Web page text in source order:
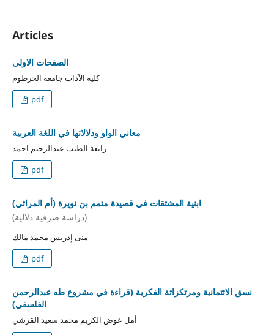
Articles
الصفحات الاولى
كلية الآداب جامعة الخرطوم
pdf
معاني الواو ودلالاتها في اللغة العربية
رابعة الطيب عبدالرحيم احمد
pdf
ابنية المشتقات في قصيدة متمم بن نويرة (أم المراثي)
(دراسة صرفية دلالية)
منى إدريس محمد مالك
pdf
نسق الائتمانية ومرتكزاتة الفكرية (قراءة في مشروع طه عبدالرحمن
الفلسفي)
أمل عوض الكريم محمد سعيد القرشي